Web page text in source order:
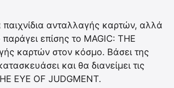
ανταλλαγής καρτών, αλλά
επίσης το MAGIC: THE
καρτών στον κόσμο. Βάσει της
και θα διανείμει τις
EYE OF JUDGMENT.